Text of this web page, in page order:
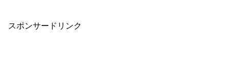
スポンサードリンク